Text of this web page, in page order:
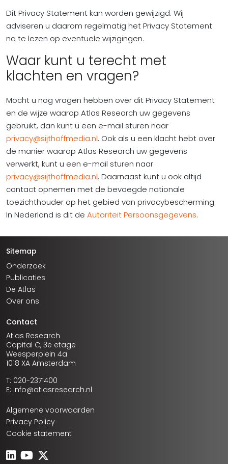
Dit Privacy Statement kan worden gewijzigd. Wij
adviseren u daarom regelmatig het Privacy Statement
na te lezen op eventuele wijzigingen.
Waar kunt u terecht met
klachten en vragen?
Mocht u nog vragen hebben over dit Privacy Statement
en de wijze waarop Atlas Research uw gegevens
gebruikt, dan kunt u een e-mail sturen naar
privacy@sijthoffmedia.nl. Ook als u een klacht hebt over
de manier waarop Atlas Research uw gegevens
verwerkt, kunt u een e-mail sturen naar
privacy@sijthoffmedia.nl. Daarnaast kunt u ook altijd
contact opnemen met de bevoegde nationale
toezichthouder op het gebied van privacybescherming.
In Nederland is dit de Autoriteit Persoonsgegevens.
Sitemap
Onderzoek
Publicaties
De Atlas
Over ons
Contact
Atlas Research
Capital C, 3e etage
Weesperplein 4a
1018 XA Amsterdam
T: 020-2371400
E: info@atlasresearch.nl
Algemene voorwaarden
Privacy Policy
Cookie statement